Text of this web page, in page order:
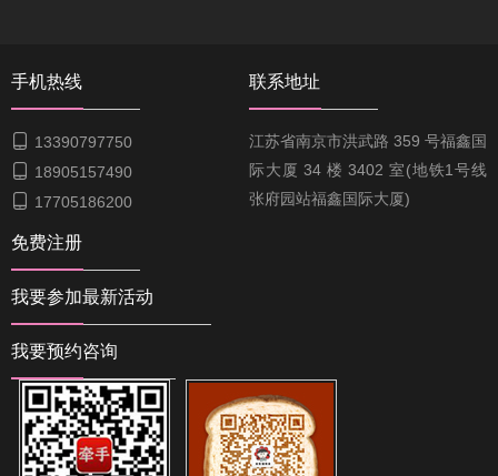
手机热线
 13390797750
 18905157490
 17705186200
联系地址
江苏省南京市洪武路 359 号福鑫国
际大厦 34 楼 3402 室(地铁1号线
张府园站福鑫国际大厦)
免费注册
我要参加最新活动
我要预约咨询